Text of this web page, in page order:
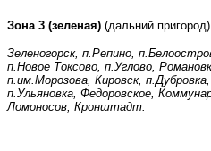
Зона 3 (зеленая) (дальний
Зеленогорск, п.Репино,
п.Новое Токсово, п.Углово,
п.им.Морозова, Кировск,
п.Ульяновка, Федоровское,
Ломоносов, Кронштадт.